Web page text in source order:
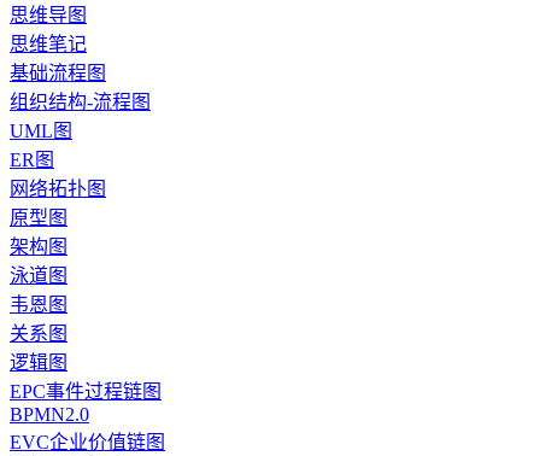
思维导图
思维笔记
基础流程图
组织结构-流程图
UML图
ER图
网络拓扑图
原型图
架构图
泳道图
韦恩图
关系图
逻辑图
EPC事件过程链图
BPMN2.0
EVC企业价值链图